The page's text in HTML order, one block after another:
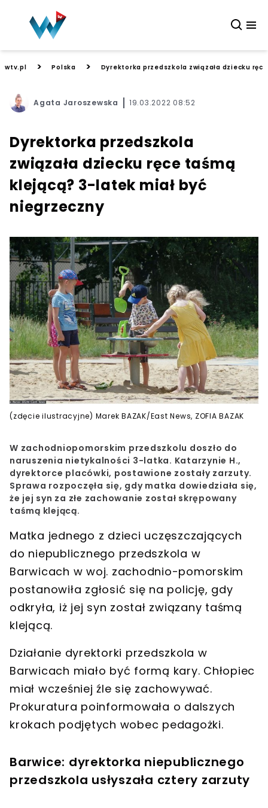
wtv.pl > Polska > Dyrektorka przedszkola związała dziecku
Agata Jaroszewska 19.03.2022 08:52
Dyrektorka przedszkola
związała dziecku ręce taśmą
klejącą? 3-latek miał być
niegrzeczny
(zdęcie ilustracyjne) Marek BAZAK/East News, ZOFIA BAZAK
W zachodniopomorskim przedszkolu doszło do
naruszenia nietykalności 3-latka. Katarzynie H.,
dyrektorce placówki, postawione zostały zarzuty.
Sprawa rozpoczęła się, gdy matka dowiedziała się,
że jej syn za złe zachowanie został skrępowany
taśmą klejącą.
Matka jednego z dzieci uczęszczających
do niepublicznego przedszkola w
Barwicach w woj. zachodnio-pomorskim
postanowiła zgłosić się na policję, gdy
odkryła, iż jej syn został związany taśmą
klejącą.
Działanie dyrektorki przedszkola w
Barwicach miało być formą kary. Chłopiec
miał wcześniejźle się zachowywać.
Prokuratura poinformowała o dalszych
krokach podjętych wobec pedagożki.
Barwice: dyrektorka niepublicznego
przedszkola usłyszała cztery zarzuty